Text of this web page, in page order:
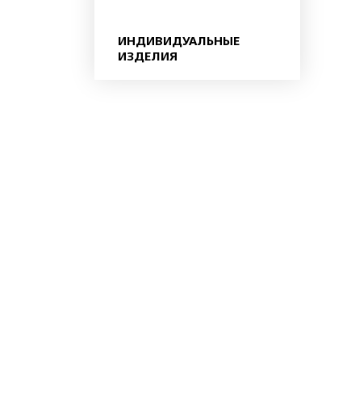
ИНДИВИДУАЛЬНЫЕ
ИЗДЕЛИЯ